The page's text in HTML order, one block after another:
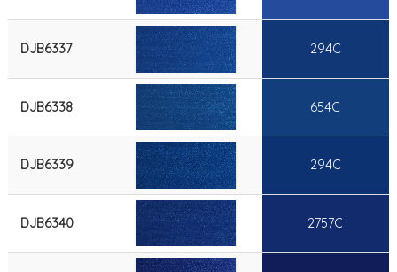
DJB6337 294C
DJB6338 654C
DJB6339 294C
DJB6340 2757C